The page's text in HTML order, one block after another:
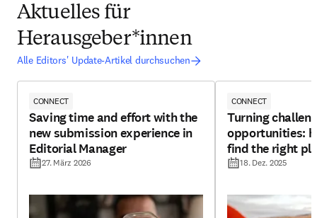
Aktuelles für
Herausgeber*innen
Alle Editors' Update-Artikel durchsuchen
CONNECT
Saving time and effort with the
new submission experience in
Editorial Manager
27. März 2026
CONNECT
Turning
opportunities:
find the right
18. Dez. 2025